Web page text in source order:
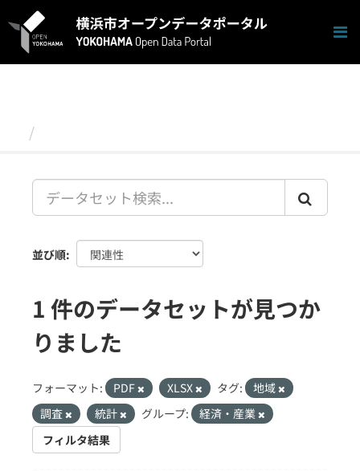
キ
並び順
1 件のデータセットが見つか
りました
フォーマット: PDF XLSX タグ:
地域
調査
統計 グループ:
経済・産業
フィルタ結果